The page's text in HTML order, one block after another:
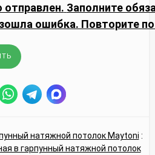
отправлен. Заполните
ошибка. Повторите
натяжной потолок Maytoni :